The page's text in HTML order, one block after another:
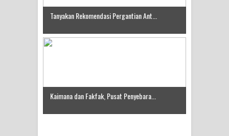
Tanyakan Rekomendasi Pergantian Ant...
Kaimana dan Fakfak, Pusat Penyebara...